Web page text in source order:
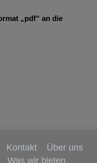
„pdf“ an die
Kontakt
Über uns
Was wir bieten